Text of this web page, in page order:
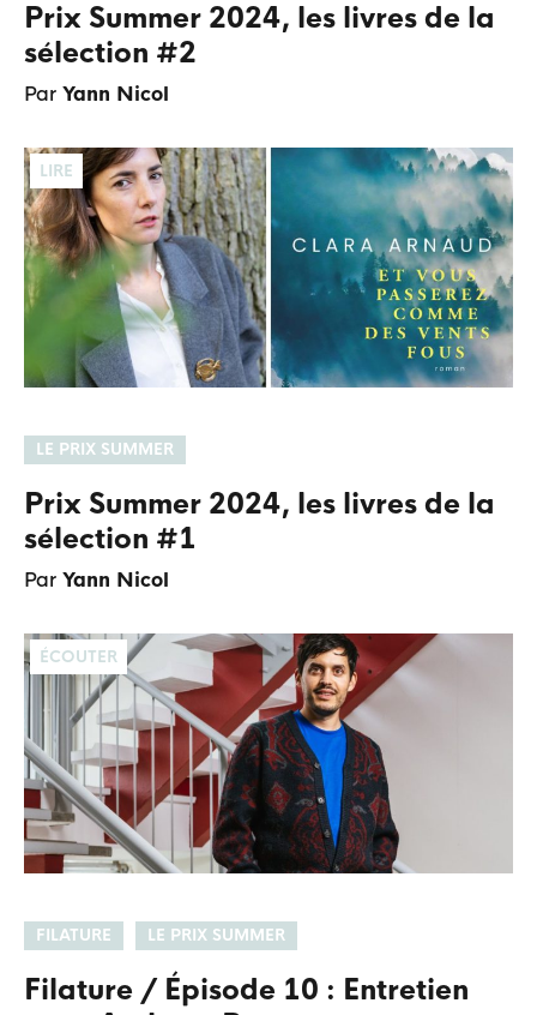
Prix Summer 2024, les livres de la
sélection #2
Par Yann Nicol
LIRE
LE PRIX SUMMER
Prix Summer 2024, les livres de la
sélection #1
Par Yann Nicol
ÉCOUTER
FILATURE LE PRIX SUMMER
Filature / Épisode 10 : Entretien